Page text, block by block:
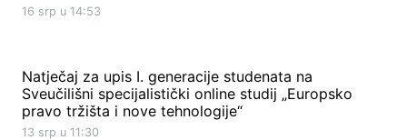
16 srp u 14:53
Natječaj za upis I. generacije studenata na
Sveučilišni specijalistički online studij „Europsko
pravo tržišta i nove tehnologije“
13 srp u 11:30